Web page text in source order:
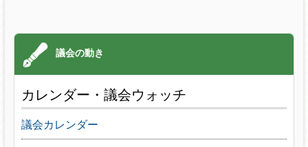
カレンダー・議会ウォッチ
議会カレンダー